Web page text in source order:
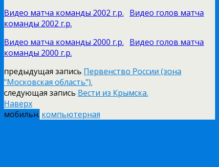
Видео матча команды 2002 г.р.
Видео голов матча
команды 2002 г.р.
Видео матча команды 2000 г.р.
Видео голов матча
команды 2000 г.р.
предыдущая запись Первенство России (зона
"Московская область").
следующая запись Вести из Крымска.
Наверх
мобильн. компьютерная